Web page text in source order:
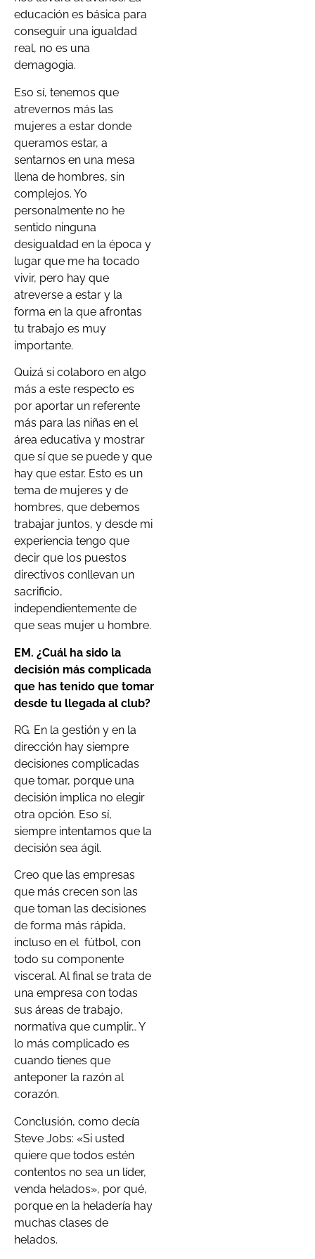
educación es básica para
conseguir una igualdad
real, no es una
demagogia.
Eso sí, tenemos que
atrevernos más las
mujeres a estar donde
queramos estar, a
sentarnos en una mesa
llena de hombres, sin
complejos. Yo
personalmente no he
sentido ninguna
desigualdad en la época y
lugar que me ha tocado
vivir, pero hay que
atreverse a estar y la
forma en la que afrontas
tu trabajo es muy
importante.
Quizá si colaboro en algo
más a este respecto es
por aportar un referente
más para las niñas en el
área educativa y mostrar
que sí que se puede y que
hay que estar. Esto es un
tema de mujeres y de
hombres, que debemos
trabajar juntos, y desde mi
experiencia tengo que
decir que los puestos
directivos conllevan un
sacrificio,
independientemente de
que seas mujer u hombre.
EM. ¿Cuál ha sido la
decisión más complicada
que has tenido que tomar
desde tu llegada al club?
RG. En la gestión y en la
dirección hay siempre
decisiones complicadas
que tomar, porque una
decisión implica no elegir
otra opción. Eso sí,
siempre intentamos que la
decisión sea ágil.
Creo que las empresas
que más crecen son las
que toman las decisiones
de forma más rápida,
incluso en el fútbol, con
todo su componente
visceral. Al final se trata de
una empresa con todas
sus áreas de trabajo,
normativa que cumplir… Y
lo más complicado es
cuando tienes que
anteponer la razón al
corazón.
Conclusión, como decía
Steve Jobs: «Si usted
quiere que todos estén
contentos no sea un líder,
venda helados», por qué,
porque en la heladería hay
muchas clases de
helados.